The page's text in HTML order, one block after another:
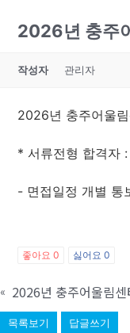
2026년 충주
작성자 관리자
2026년 충주어울
* 서류전형 합격
- 면접일정 개별 통
좋아요 0 싫어요 0
« 2026년 충주어울림
목록보기 답글쓰기